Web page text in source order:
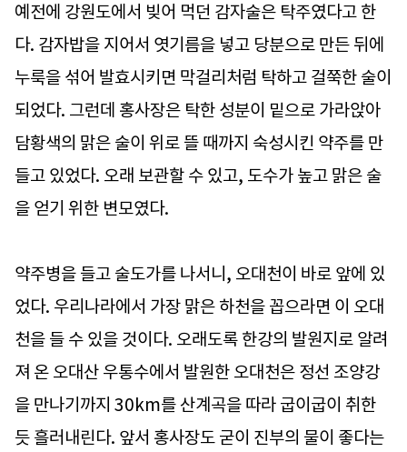
예전에 강원도에서 빚어 먹던 감자술은 탁주였다고 한
다. 감자밥을 지어서 엿기름을 넣고 당분으로 만든 뒤에
누룩을 섞어 발효시키면 막걸리처럼 탁하고 걸쭉한 술이
되었다. 그런데 홍사장은 탁한 성분이 밑으로 가라앉아
담황색의 맑은 술이 위로 뜰 때까지 숙성시킨 약주를 만
들고 있었다. 오래 보관할 수 있고, 도수가 높고 맑은 술
을 얻기 위한 변모였다.
약주병을 들고 술도가를 나서니, 오대천이 바로 앞에 있
었다. 우리나라에서 가장 맑은 하천을 꼽으라면 이 오대
천을 들 수 있을 것이다. 오래도록 한강의 발원지로 알려
져 온 오대산 우통수에서 발원한 오대천은 정선 조양강
을 만나기까지 30km를 산계곡을 따라 굽이굽이 취한
듯 흘러내린다. 앞서 홍사장도 굳이 진부의 물이 좋다는